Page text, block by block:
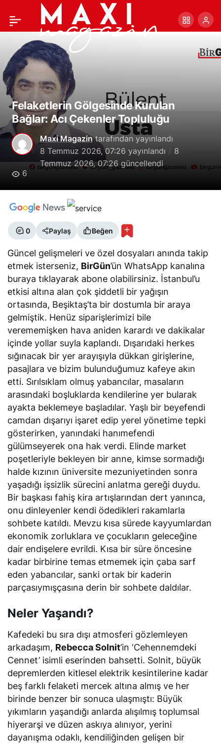
Felaketlerin Gölgesinde Kurulan
Bağlar: Acı Çekenler Topluluğu
Maxi Magazintarafından yayınlandı
8 Temmuz 2026, 07:26 yayınlandı
8
Temmuz 2026, 07:26 güncellendi
6
0 Paylaş Beğen
Güncel gelişmeleri ve özel dosyaları anında takip
etmek isterseniz, BirGün’ün WhatsApp kanalına
buraya tıklayarak abone olabilirsiniz. İstanbul’u
etkisi altına alan çok şiddetli bir yağışın
ortasında, Beşiktaş’ta bir dostumla bir araya
gelmiştik. Henüz siparişlerimizi bile
verememişken hava aniden karardı ve dakikalar
içinde yollar suyla kaplandı. Dışarıdaki herkes
sığınacak bir yer arayışıyla dükkan girişlerine,
pasajlara ve bizim bulunduğumuz kafeye akın
etti. Sırılsıklam olmuş yabancılar, masaların
arasındaki boşluklarda kendilerine yer bularak
ayakta beklemeye başladılar. Yaşlı bir beyefendi
camdan dışarıyı işaret edip yerel yönetime tepki
gösterirken, yanındaki hanımefendi
gülümseyerek ona hak verdi. Elinde market
poşetleriyle bekleyen bir anne, kimse sormadığı
halde kızının üniversite mezuniyetinden sonra
yaşadığı işsizlik sürecini anlatma gereği duydu.
Bir başkası fahiş kira artışlarından dert yanınca,
onu dinleyenler kendi ödedikleri rakamlarla
sohbete katıldı. Mevzu kısa sürede kayyumlardan
ekonomik zorluklara ve çocukların geleceğine
dair endişelere evrildi. Kısa bir süre öncesine
kadar birbirine temas etmemek için çaba sarf
eden yabancılar, sanki ortak bir kaderin
parçasıymışçasına derin bir sohbete daldılar.
Neler Yaşandı?
Kafedeki bu sıra dışı atmosferi gözlemleyen
arkadaşım, Rebecca Solnit’in‘Cehennemdeki
Cennet’ isimli eserinden bahsetti. Solnit, büyük
depremlerden kitlesel elektrik kesintilerine kadar
beş farklı felaketi mercek altına almış ve her
birinde benzer bir sonuca ulaşmıştı: Büyük
yıkımların yaşandığı anlarda alışılmış toplumsal
hiyerarşi ve düzen askıya alınıyor, yerini
dayanışma odaklı, kendiliğinden gelişen bir
Temmuz Ayı Kültür Sanat
Ajandası: Konserler ve
Sergiler
Paylaş